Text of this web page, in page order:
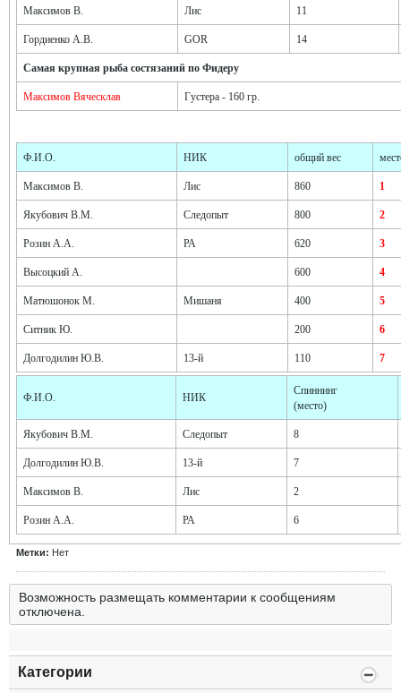
Максимов В. Лис 11
Гордиенко А.В. GOR 14
Самая крупная рыба состязаний по Фидеру
Максимов Вяческлав Густера - 160 гр.
Ф.И.О. НИК общий вес
Максимов В. Лис 860 1
Якубович В.М. Следопыт 800 2
Розин А.А. РА 620 3
Высоцкий А. 600 4
Матюшонок М. Мишаня 400 5
Ситник Ю. 200 6
Долгодилин Ю.В. 13-й 110 7
Ф.И.О. НИК
Спиннинг
(место)
Якубович В.М. Следопыт 8
Долгодилин Ю.В. 13-й 7
Максимов В. Лис 2
Розин А.А. РА 6
Метки: Нет
Возможность размещать комментарии к сообщениям
отключена.
Категории